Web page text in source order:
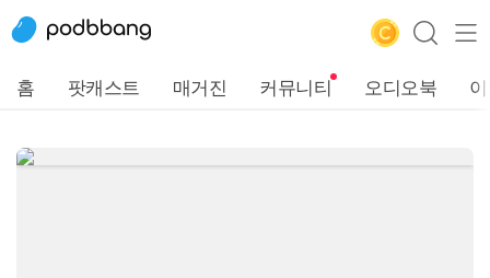
홈 팟캐스트 매거진 커뮤니티 오디오북